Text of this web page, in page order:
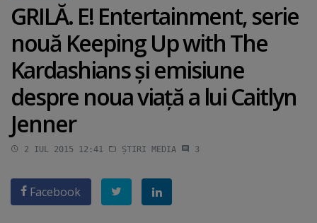
GRILĂ. E! Entertainment, serie
nouă Keeping Up with The
Kardashians şi emisiune
despre noua viaţă a lui Caitlyn
Jenner
2 IUL 2015 12:41 ȘTIRI MEDIA 3
Facebook